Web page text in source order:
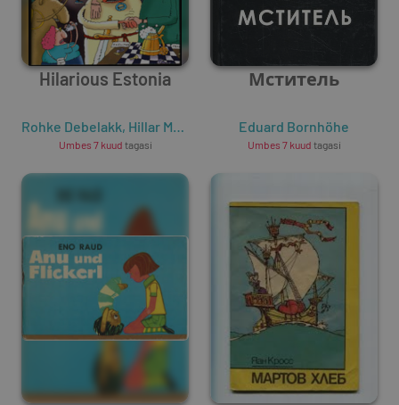
Hilarious Estonia
Rohke Debelakk, Hillar Mets
Umbes 7 kuud tagasi
Мститель
Eduard Bornhöhe
Umbes 7 kuud tagasi